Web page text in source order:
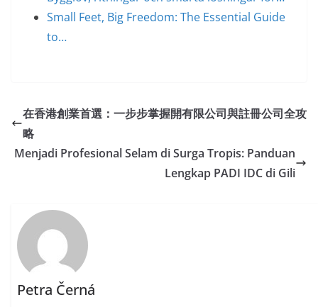
Small Feet, Big Freedom: The Essential Guide
to…
在香港創業首選：一步步掌握開有限公司與註冊公司全攻
略
Menjadi Profesional Selam di Surga Tropis: Panduan
Lengkap PADI IDC di Gili
Petra Černá